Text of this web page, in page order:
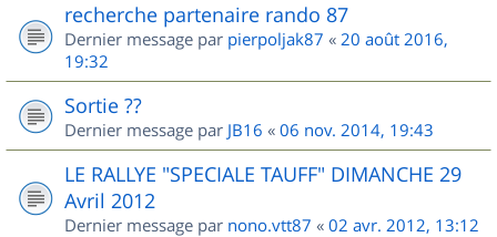
recherche partenaire rando 87
Dernier message par pierpoljak87 « 20 août 2016,
19:32
Sortie ??
Dernier message par JB16 « 06 nov. 2014, 19:43
LE RALLYE "SPECIALE TAUFF" DIMANCHE 29
Avril 2012
Dernier message par nono.vtt87 « 02 avr. 2012, 13:12